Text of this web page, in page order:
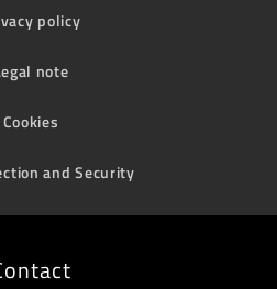
policy
note
Cookies
and Security